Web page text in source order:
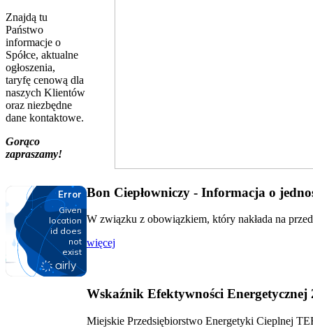
Znajdą tu
Państwo
informacje o
Spółce, aktualne
ogłoszenia,
taryfę cenową dla
naszych Klientów
oraz niezbędne
dane kontaktowe.
Gorąco
zapraszamy!
Bon Ciepłowniczy - Informacja o
W związku z obowiązkiem, który nakłada na
więcej
Wskaźnik Efektywności Energetycznej
Miejskie Przedsiębiorstwo Energetyki Cieplnej